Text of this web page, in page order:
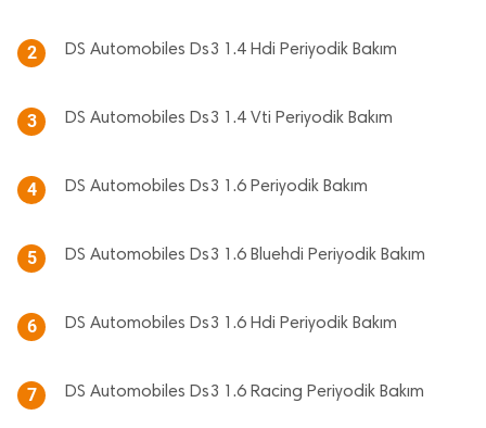
2 DS Automobiles Ds3 1.4 Hdi Periyodik Bakım
3 DS Automobiles Ds3 1.4 Vti Periyodik Bakım
4 DS Automobiles Ds3 1.6 Periyodik Bakım
5 DS Automobiles Ds3 1.6 Bluehdi Periyodik Bakım
6 DS Automobiles Ds3 1.6 Hdi Periyodik Bakım
7 DS Automobiles Ds3 1.6 Racing Periyodik Bakım